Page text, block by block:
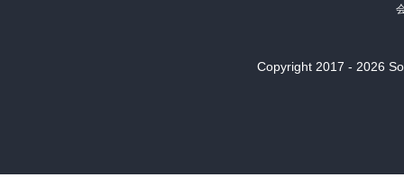
Copyright 2017 - 2026